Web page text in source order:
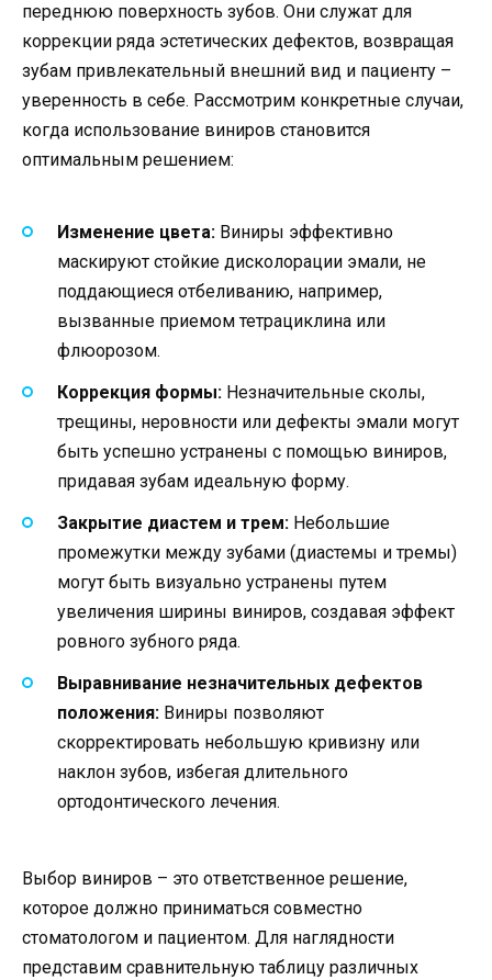
переднюю поверхность зубов. Они служат для
коррекции ряда эстетических дефектов, возвращая
зубам привлекательный внешний вид и пациенту –
уверенность в себе. Рассмотрим конкретные случаи,
когда использование виниров становится
оптимальным решением:
Изменение цвета: Виниры эффективно
маскируют стойкие дисколорации эмали, не
поддающиеся отбеливанию, например,
вызванные приемом тетрациклина или
флюорозом.
Коррекция формы: Незначительные сколы,
трещины, неровности или дефекты эмали могут
быть успешно устранены с помощью виниров,
придавая зубам идеальную форму.
Закрытие диастем и трем: Небольшие
промежутки между зубами (диастемы и тремы)
могут быть визуально устранены путем
увеличения ширины виниров, создавая эффект
ровного зубного ряда.
Выравнивание незначительных дефектов
положения: Виниры позволяют
скорректировать небольшую кривизну или
наклон зубов, избегая длительного
ортодонтического лечения.
Выбор виниров – это ответственное решение,
которое должно приниматься совместно
стоматологом и пациентом. Для наглядности
представим сравнительную таблицу различных